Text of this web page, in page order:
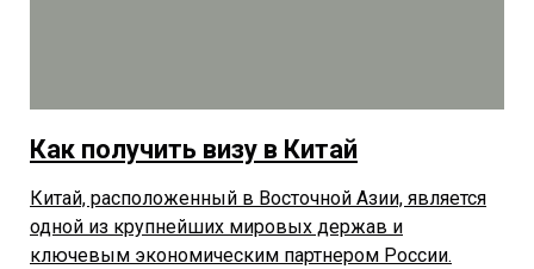
Как получить визу в Китай
Китай, расположенный в Восточной Азии, является
одной из крупнейших мировых держав и
ключевым экономическим партнером России.